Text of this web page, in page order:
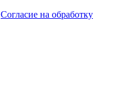
Согласие на обработку